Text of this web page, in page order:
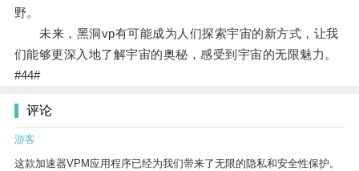
野。
未来，黑洞vp有可能成为人们探索宇宙的新方式，让我
们能够更深入地了解宇宙的奥秘，感受到宇宙的无限魅力。
#44#
评论
游客
这款加速器VPM应用程序已经为我们带来了无限的隐私和安全性保护。